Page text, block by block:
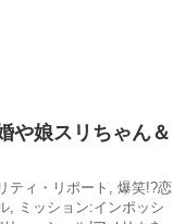
や娘スリちゃん＆
ティ・リポート , 爆笑!?恋
, ミッション:インポッシ